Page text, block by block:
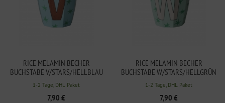
RICE MELAMIN BECHER
BUCHSTABE V/STARS/HELLBLAU
250ML
1-2 Tage, DHL Paket
7,90 €
RICE MELAMIN BECHER
BUCHSTABE W/STARS/HELLGRÜN
250ML
1-2 Tage, DHL Paket
7,90 €